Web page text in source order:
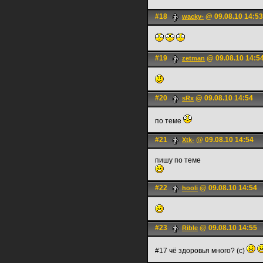
#18 wacky- @ 09.08.10 14:53
#19 zetman @ 09.08.10
#20 sRx @ 09.08.10 14:54
по теме
#21 Xtk- @ 09.08.10 14:54
пишу по теме
#22 hooli @ 09.08.10 14:54
#23 Rible @ 09.08.10 14:55
#17 чё здоровья много? (с)